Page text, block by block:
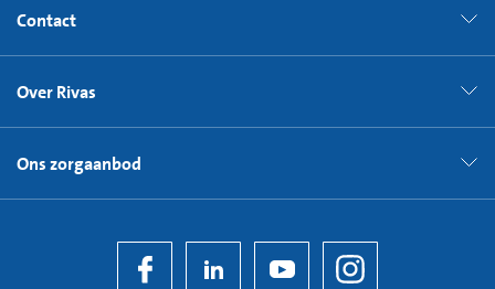
Contact
Over Rivas
Ons zorgaanbod